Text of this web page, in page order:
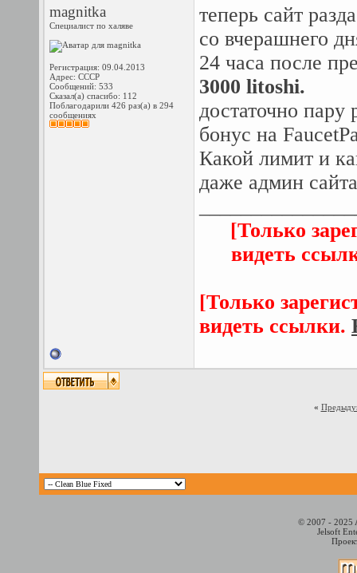
magnitka
Специалист по халяве
Регистрация: 09.04.2013
Адрес: СССР
Сообщений: 533
Сказал(а) спасибо: 112
Поблагодарили 426 раз(а) в 294
сообщениях
теперь сайт
со вчерашнего
24 часа после
3000 litoshi.
достаточно пару
бонус на
Какой лимит и
даже админ
[Только
видеть
[Только
видеть ссылки.
«
© 2007 - 2025
Jelsoft